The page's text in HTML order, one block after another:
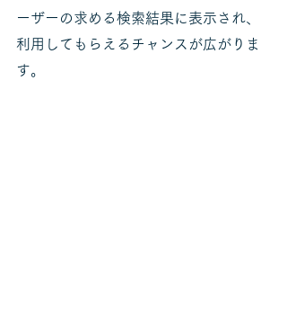
ーザーの求める検索結果に表示され、
利用してもらえるチャンスが広がりま
す。